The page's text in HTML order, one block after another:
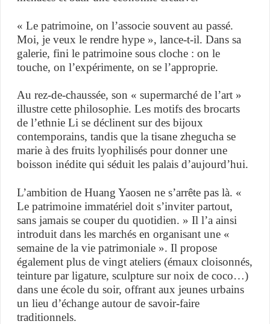
« Le patrimoine, on l’associe souvent au passé.
Moi, je veux le rendre hype », lance-t-il. Dans sa
galerie, fini le patrimoine sous cloche : on le
touche, on l’expérimente, on se l’approprie.
Au rez-de-chaussée, son « supermarché de l’art »
illustre cette philosophie. Les motifs des brocarts
de l’ethnie Li se déclinent sur des bijoux
contemporains, tandis que la tisane zhegucha se
marie à des fruits lyophilisés pour donner une
boisson inédite qui séduit les palais d’aujourd’hui.
L’ambition de Huang Yaosen ne s’arrête pas là. «
Le patrimoine immatériel doit s’inviter partout,
sans jamais se couper du quotidien. » Il l’a ainsi
introduit dans les marchés en organisant une «
semaine de la vie patrimoniale ». Il propose
également plus de vingt ateliers (émaux cloisonnés,
teinture par ligature, sculpture sur noix de coco…)
dans une école du soir, offrant aux jeunes urbains
un lieu d’échange autour de savoir-faire
traditionnels.